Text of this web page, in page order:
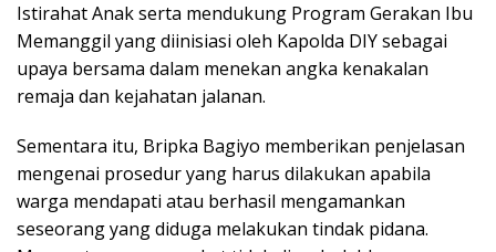
Istirahat Anak serta mendukung Program Gerakan Ibu
Memanggil yang diinisiasi oleh Kapolda DIY sebagai
upaya bersama dalam menekan angka kenakalan
remaja dan kejahatan jalanan.
Sementara itu, Bripka Bagiyo memberikan penjelasan
mengenai prosedur yang harus dilakukan apabila
warga mendapati atau berhasil mengamankan
seseorang yang diduga melakukan tindak pidana.